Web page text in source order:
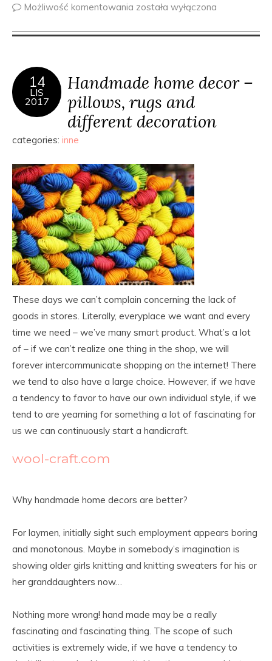
Możliwość komentowania została wyłączona
14
LIS
2017
Handmade home decor –
pillows, rugs and
different decoration
categories: inne
These days we can’t complain concerning the lack of
goods in stores. Literally, everyplace we want and every
time we need – we’ve many smart product. What’s a lot
of – if we can’t realize one thing in the shop, we will
forever intercommunicate shopping on the internet! There
we tend to also have a large choice. However, if we have
a tendency to favor to have our own individual style, if we
tend to are yearning for something a lot of fascinating for
us we can continuously start a handicraft.
wool-craft.com
Why handmade home decors are better?
For laymen, initially sight such employment appears boring
and monotonous. Maybe in somebody’s imagination is
showing older girls knitting and knitting sweaters for his or
her granddaughters now…
Nothing more wrong! hand made may be a really
fascinating and fascinating thing. The scope of such
activities is extremely wide, if we have a tendency to